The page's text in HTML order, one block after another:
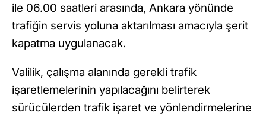
ile 06.00 saatleri arasında, Ankara yönünde
trafiğin servis yoluna aktarılması amacıyla şerit
kapatma uygulanacak.
Valilik, çalışma alanında gerekli trafik
işaretlemelerinin yapılacağını belirterek
sürücülerden trafik işaret ve yönlendirmelerine